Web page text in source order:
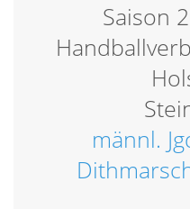
Saison
männl.